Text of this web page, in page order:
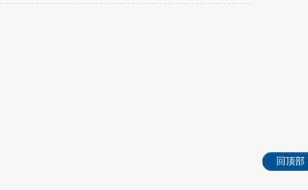
回顶部